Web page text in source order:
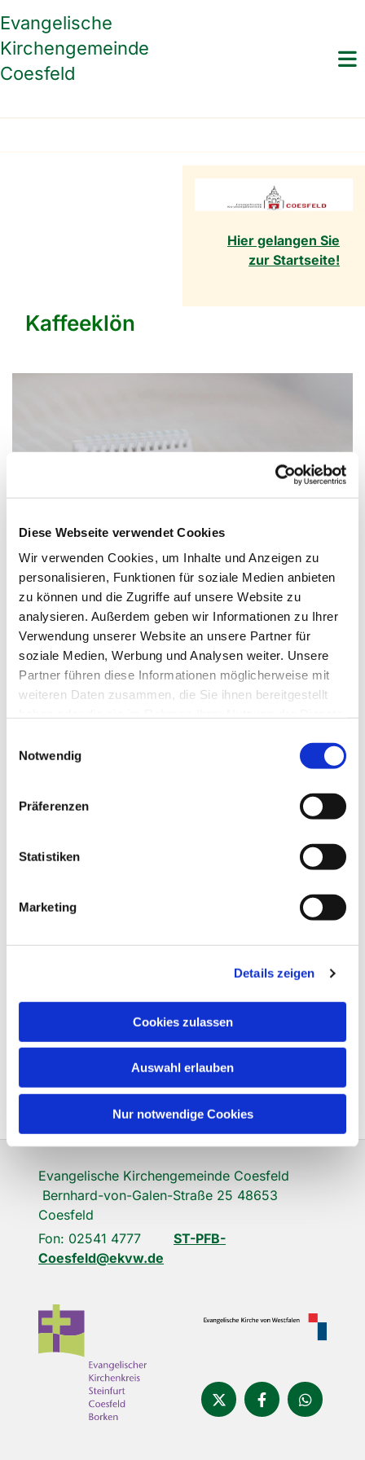
Diese Webseite verwendet Cookies
Wir verwenden Cookies, um Inhalte und Anzeigen zu
personalisieren, Funktionen für soziale Medien anbieten
zu können und die Zugriffe auf unsere Website zu
analysieren. Außerdem geben wir Informationen zu Ihrer
Verwendung unserer Website an unsere Partner für
soziale Medien, Werbung und Analysen weiter. Unsere
Partner führen diese Informationen möglicherweise mit
weiteren Daten zusammen, die Sie ihnen bereitgestellt
Notwendig
Präferenzen
Statistiken
Marketing
Details zeigen
Cookies zulassen
Auswahl erlauben
Nur notwendige Cookies
Evangelische
Kirchengemeinde
Coesfeld
Hier gelangen Sie
zur Startseite!
Kaffeeklön
Freitag, 20. November 2026, 10:00
Uhr
Evangelische Kirchengemeinde Coesfeld
Bernhard-von-Galen-Straße 25 48653
Coesfeld
Fon: 02541 4777 ST-PFB-
Coesfeld@ekvw.de